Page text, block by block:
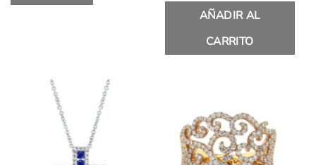
AÑADIR AL
CARRITO